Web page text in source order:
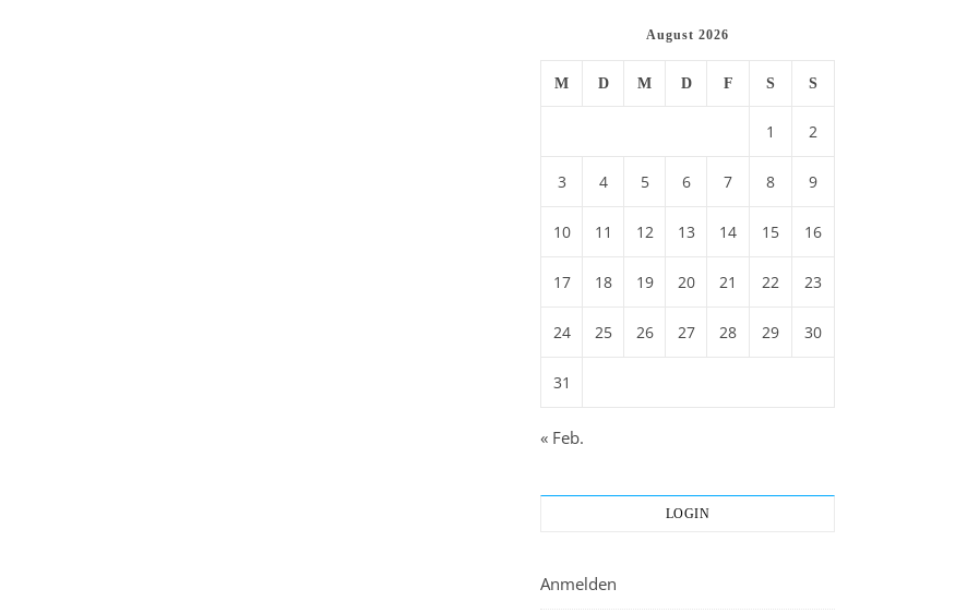
August 2026
M D M D F S S
1 2
3 4 5 6 7 8 9
10 11 12 13 14 15 16
17 18 19 20 21 22 23
24 25 26 27 28 29 30
31
« Feb.
LOGIN
Anmelden